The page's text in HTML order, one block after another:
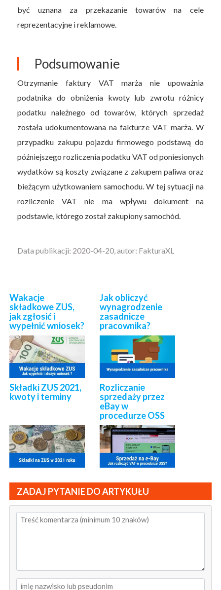
być uznana za przekazanie towarów na cele
reprezentacyjne i reklamowe.
Podsumowanie
Otrzymanie faktury VAT marża nie upoważnia
podatnika do obniżenia kwoty lub zwrotu różnicy
podatku należnego od towarów, których sprzedaż
została udokumentowana na fakturze VAT marża. W
przypadku zakupu pojazdu firmowego podstawą do
późniejszego rozliczenia podatku VAT od poniesionych
wydatków są koszty związane z zakupem paliwa oraz
bieżącym użytkowaniem samochodu. W tej sytuacji na
rozliczenie VAT nie ma wpływu dokument na
podstawie, którego został zakupiony samochód.
Data publikacji: 2020-04-20, autor: FakturaXL
Wakacje
składkowe ZUS,
jak zgłosić i
wypełnić wniosek?
Jak obliczyć
wynagrodzenie
zasadnicze
pracownika?
Składki ZUS 2021,
kwoty i terminy
Rozliczanie
sprzedaży przez
eBay w
procedurze OSS
ZADAJ PYTANIE DO ARTYKUŁU